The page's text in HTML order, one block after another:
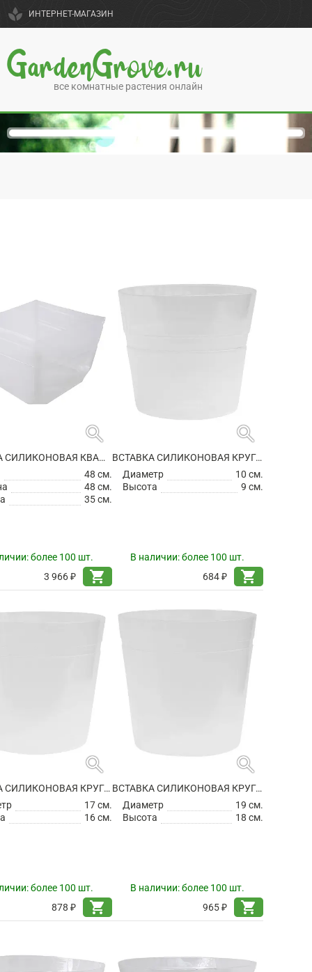
spa ИНТЕРНЕТ-МАГАЗИН
GardenGrove.ru
все комнатные растения онлайн
search
ВСТАВКА СИЛИКОНОВАЯ КВАДРАТНАЯ
48 см.
48 см.
35 см.
более 100 шт.
3 966 ₽
shopping_cart
search
ВСТАВКА СИЛИКОНОВАЯ КРУГЛАЯ
Диаметр
10 см.
Высота
9 см.
В наличии:более 100 шт.
684 ₽
shopping_cart
search
ВСТАВКА СИЛИКОНОВАЯ КРУГЛАЯ
17 см.
16 см.
более 100 шт.
878 ₽
shopping_cart
search
ВСТАВКА СИЛИКОНОВАЯ КРУГЛАЯ
Диаметр
19 см.
Высота
18 см.
В наличии:более 100 шт.
965 ₽
shopping_cart